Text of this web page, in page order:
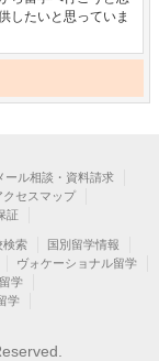
したいと思っていま
ール相談・資料請求
クセスマップ
証
検索
国別留学情報
ヴォケーショナル留学
学
学